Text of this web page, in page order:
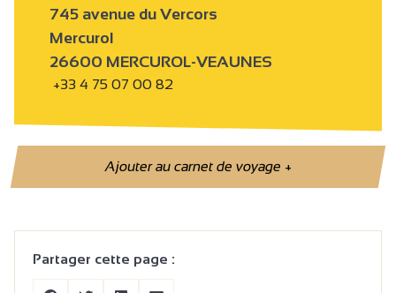
745 avenue du Vercors
Mercurol
26600 MERCUROL-VEAUNES
+33 4 75 07 00 82
Ajouter au carnet de voyage+
Partager cette page :